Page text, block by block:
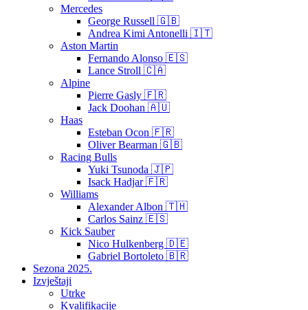
Mercedes
George Russell 🇬🇧
Andrea Kimi Antonelli 🇮🇹
Aston Martin
Fernando Alonso 🇪🇸
Lance Stroll 🇨🇦
Alpine
Pierre Gasly 🇫🇷
Jack Doohan 🇦🇺
Haas
Esteban Ocon 🇫🇷
Oliver Bearman 🇬🇧
Racing Bulls
Yuki Tsunoda 🇯🇵
Isack Hadjar 🇫🇷
Williams
Alexander Albon 🇹🇭
Carlos Sainz 🇪🇸
Kick Sauber
Nico Hulkenberg 🇩🇪
Gabriel Bortoleto 🇧🇷
Sezona 2025.
Izvještaji
Utrke
Kvalifikacije